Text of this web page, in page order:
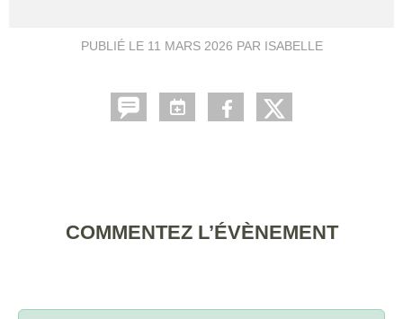
PUBLIÉ LE 11 MARS 2026 PAR ISABELLE
COMMENTEZ L’ÉVÈNEMENT